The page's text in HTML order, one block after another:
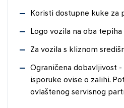
Koristi dostupne kuke za
Logo vozila na oba
Za vozila s kliznom
Ograničena dobavljivost
isporuke ovise o zalihi.
ovlaštenog servisnog